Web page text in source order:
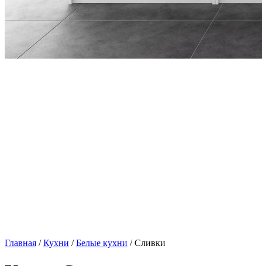
Главная /Кухни /Белые кухни / Сливки